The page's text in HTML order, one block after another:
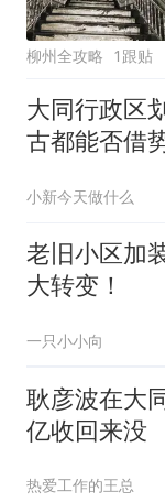
柳州全攻略 1跟贴
大同行政区
古都能否借
小新今天做什么
老旧小区加
大转变！
一只小小向
耿彦波在大
亿收回来没
热爱工作的王总